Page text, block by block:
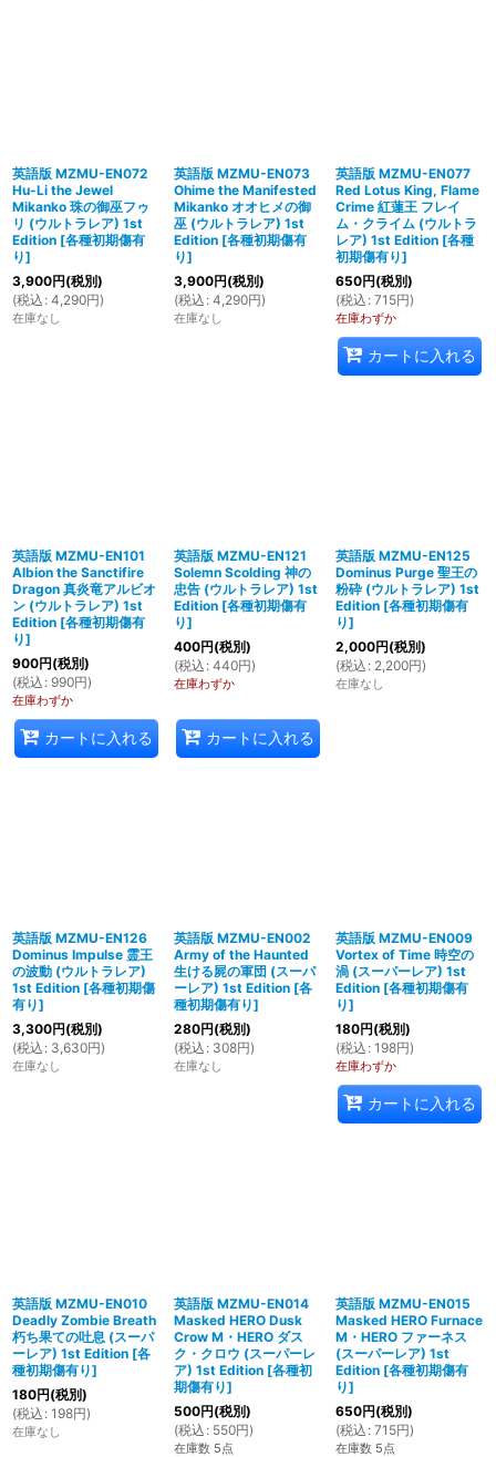
英語版 MZMU-EN072
Hu-Li the Jewel
Mikanko 珠の御巫フゥ
リ (ウルトラレア) 1st
Edition [各種初期傷有
り]
3,900円(税別)
(税込 : 4,290円)
在庫なし
英語版 MZMU-EN073
Ohime the Manifested
Mikanko オオヒメの御
巫 (ウルトラレア) 1st
Edition [各種初期傷有
り]
3,900円(税別)
(税込 : 4,290円)
在庫なし
英語版 MZMU-EN077
Red Lotus King, Flame
Crime 紅蓮王 フレイ
ム・クライム (ウルトラ
レア) 1st Edition [各種
初期傷有り]
650円(税別)
(税込 : 715円)
在庫わずか
カートに入れる
英語版 MZMU-EN101
Albion the Sanctifire
Dragon 真炎竜アルビオ
ン (ウルトラレア) 1st
Edition [各種初期傷有
り]
900円(税別)
(税込 : 990円)
在庫わずか
カートに入れる
英語版 MZMU-EN121
Solemn Scolding 神の
忠告 (ウルトラレア) 1st
Edition [各種初期傷有
り]
400円(税別)
(税込 : 440円)
在庫わずか
カートに入れる
英語版 MZMU-EN125
Dominus Purge 聖王の
粉砕 (ウルトラレア) 1st
Edition [各種初期傷有
り]
2,000円(税別)
(税込 : 2,200円)
在庫なし
英語版 MZMU-EN126
Dominus Impulse 霊王
の波動 (ウルトラレア)
1st Edition [各種初期傷
有り]
3,300円(税別)
(税込 : 3,630円)
在庫なし
英語版 MZMU-EN002
Army of the Haunted
生ける屍の軍団 (スーパ
ーレア) 1st Edition [各
種初期傷有り]
280円(税別)
(税込 : 308円)
在庫なし
英語版 MZMU-EN009
Vortex of Time 時空の
渦 (スーパーレア) 1st
Edition [各種初期傷有
り]
180円(税別)
(税込 : 198円)
在庫わずか
カートに入れる
英語版 MZMU-EN010
Deadly Zombie Breath
朽ち果ての吐息 (スーパ
ーレア) 1st Edition [各
種初期傷有り]
180円(税別)
(税込 : 198円)
在庫なし
英語版 MZMU-EN014
Masked HERO Dusk
Crow M・HERO ダス
ク・クロウ (スーパーレ
ア) 1st Edition [各種初
期傷有り]
500円(税別)
(税込 : 550円)
在庫数 5点
英語版 MZMU-EN015
Masked HERO Furnace
M・HERO ファーネス
(スーパーレア) 1st
Edition [各種初期傷有
り]
650円(税別)
(税込 : 715円)
在庫数 5点